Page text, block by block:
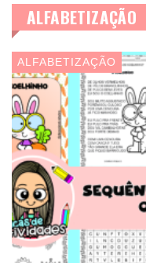
ALFABETIZAÇÃO
ALFABETIZAÇÃO